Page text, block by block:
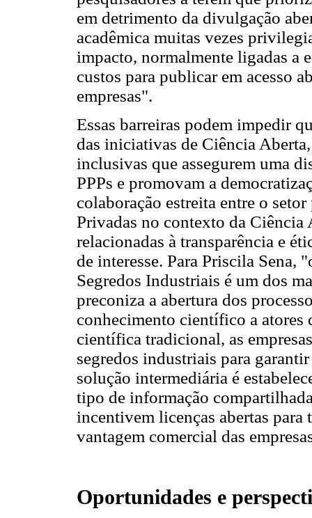
em detrimento da divulgação
acadêmica muitas vezes
impacto, normalmente ligadas a
custos para publicar em acesso
empresas".
Essas barreiras podem impedir
das iniciativas de Ciência
inclusivas que assegurem uma
PPPs e promovam a
colaboração estreita entre o
Privadas no contexto da Ciência
relacionadas à transparência e
de interesse. Para Priscila Sena,
Segredos Industriais é um dos
preconiza a abertura dos
conhecimento científico a atores
científica tradicional, as
segredos industriais para
solução intermediária é
tipo de informação
incentivem licenças abertas
vantagem comercial das
Oportunidades e